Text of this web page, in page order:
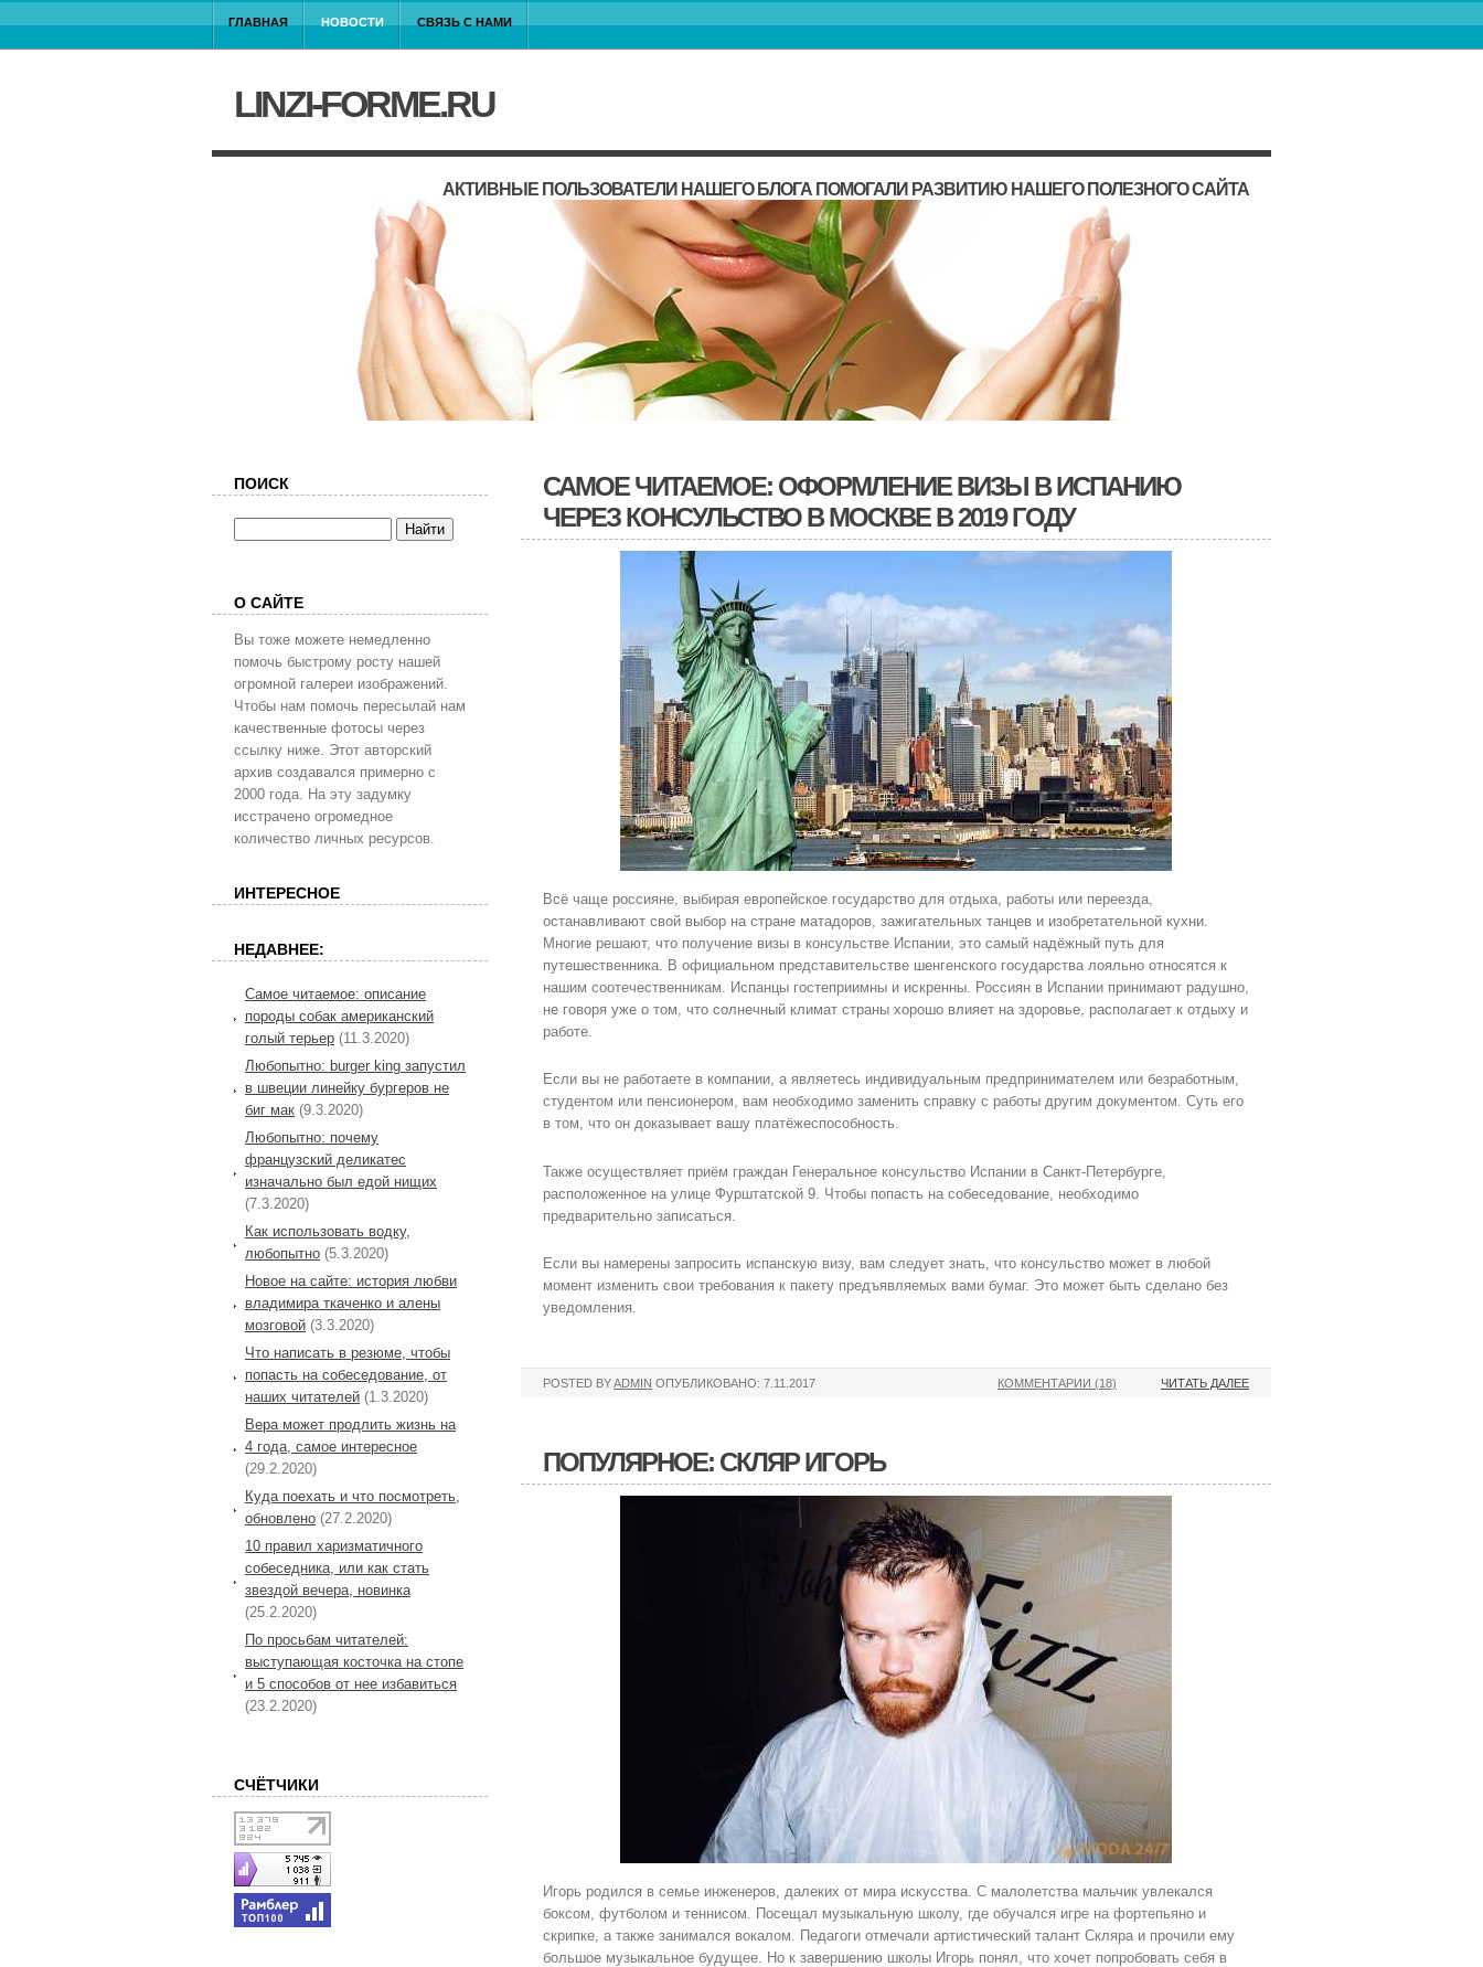
ГЛАВНАЯ НОВОСТИ СВЯЗЬ С НАМИ
LINZI-FORME.RU
АКТИВНЫЕ ПОЛЬЗОВАТЕЛИ НАШЕГО БЛОГА ПОМОГАЛИ РАЗВИТИЮ НАШЕГО ПОЛЕЗНОГО САЙТА
САМОЕ ЧИТАЕМОЕ: ОФОРМЛЕНИЕ ВИЗЫ В ИСПАНИЮ
ЧЕРЕЗ КОНСУЛЬСТВО В МОСКВЕ В 2019 ГОДУ
Всё чаще россияне, выбирая европейское государство для отдыха, работы или переезда,
останавливают свой выбор на стране матадоров, зажигательных танцев и изобретательной кухни.
Многие решают, что получение визы в консульстве Испании, это самый надёжный путь для
путешественника. В официальном представительстве шенгенского государства лояльно относятся к
нашим соотечественникам. Испанцы гостеприимны и искренны. Россиян в Испании принимают радушно,
не говоря уже о том, что солнечный климат страны хорошо влияет на здоровье, располагает к отдыху и
работе.
Если вы не работаете в компании, а являетесь индивидуальным предпринимателем или безработным,
студентом или пенсионером, вам необходимо заменить справку с работы другим документом. Суть его
в том, что он доказывает вашу платёжеспособность.
Также осуществляет приём граждан Генеральное консульство Испании в Санкт-Петербурге,
расположенное на улице Фурштатской 9. Чтобы попасть на собеседование, необходимо
предварительно записаться.
Если вы намерены запросить испанскую визу, вам следует знать, что консульство может в любой
момент изменить свои требования к пакету предъявляемых вами бумаг. Это может быть сделано без
уведомления.
POSTED BYADMIN ОПУБЛИКОВАНО: 7.11.2017 ЧИТАТЬ ДАЛЕЕ
КОММЕНТАРИИ (18)
ПОПУЛЯРНОЕ: СКЛЯР ИГОРЬ
Игорь родился в семье инженеров, далеких от мира искусства. С малолетства мальчик увлекался
боксом, футболом и теннисом. Посещал музыкальную школу, где обучался игре на фортепьяно и
скрипке, а также занимался вокалом. Педагоги отмечали артистический талант Скляра и прочили ему
большое музыкальное будущее. Но к завершению школы Игорь понял, что хочет попробовать себя в
ПОИСК
О САЙТЕ
Вы тоже можете немедленно
помочь быстрому росту нашей
огромной галереи изображений.
Чтобы нам помочь пересылай нам
качественные фотосы через
ссылку ниже. Этот авторский
архив создавался примерно с
2000 года. На эту задумку
исстрачено огромедное
количество личных ресурсов.
ИНТЕРЕСНОЕ
НЕДАВНЕЕ:
Самое читаемое: описание
породы собак американский
голый терьер (11.3.2020)
Любопытно: burger king запустил
в швеции линейку бургеров не
биг мак (9.3.2020)
Любопытно: почему
французский деликатес
изначально был едой нищих
(7.3.2020)
Как использовать водку,
любопытно (5.3.2020)
Новое на сайте: история любви
владимира ткаченко и алены
мозговой (3.3.2020)
Что написать в резюме, чтобы
попасть на собеседование, от
наших читателей (1.3.2020)
Вера может продлить жизнь на
4 года, самое интересное
(29.2.2020)
Куда поехать и что посмотреть,
обновлено (27.2.2020)
10 правил харизматичного
собеседника, или как стать
звездой вечера, новинка
(25.2.2020)
По просьбам читателей:
выступающая косточка на стопе
и 5 способов от нее избавиться
(23.2.2020)
СЧЁТЧИКИ